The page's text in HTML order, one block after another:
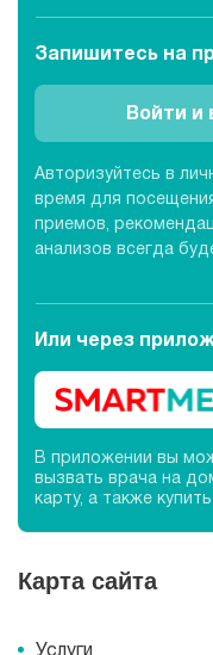
Запишитесь на
Войти и
Авторизуйтесь в
время для
приемов,
анализов всегда
Или через
В приложении вы
вызвать врача на
карту, а также
Карта сайта
Услуги